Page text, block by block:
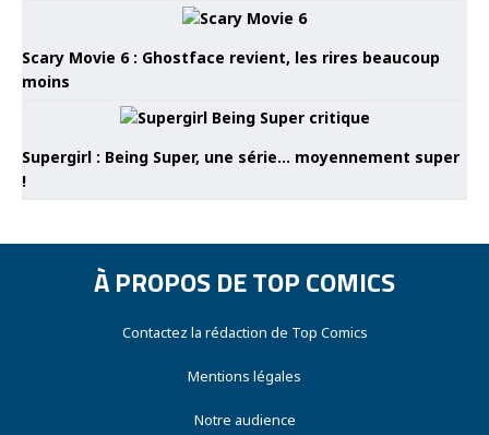
Scary Movie 6 : Ghostface revient, les rires beaucoup
moins
Supergirl : Being Super, une série… moyennement super
!
À PROPOS DE TOP COMICS
Contactez la rédaction de Top Comics
Mentions légales
Notre audience